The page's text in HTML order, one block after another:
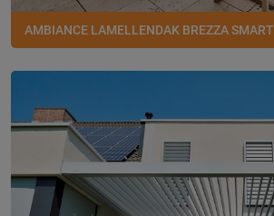
AMBIANCE LAMELLENDAK BREZZA SMART